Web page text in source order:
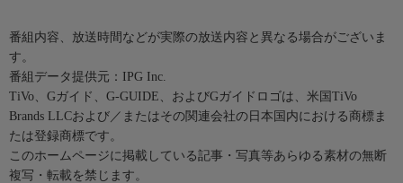
番組内容、放送時間などが実際の放送内容と異なる場合がございま
す。
番組データ提供元：IPG Inc.
TiVo、Gガイド、G-GUIDE、およびGガイドロゴは、米国TiVo
Brands LLCおよび／またはその関連会社の日本国内における商標ま
たは登録商標です。
このホームページに掲載している記事・写真等あらゆる素材の無断
複写・転載を禁じます。